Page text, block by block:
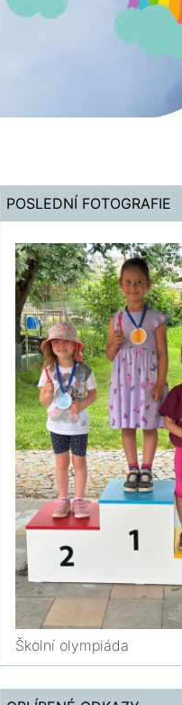
POSLEDNÍ FOTOGRAFIE
Školní olympiáda